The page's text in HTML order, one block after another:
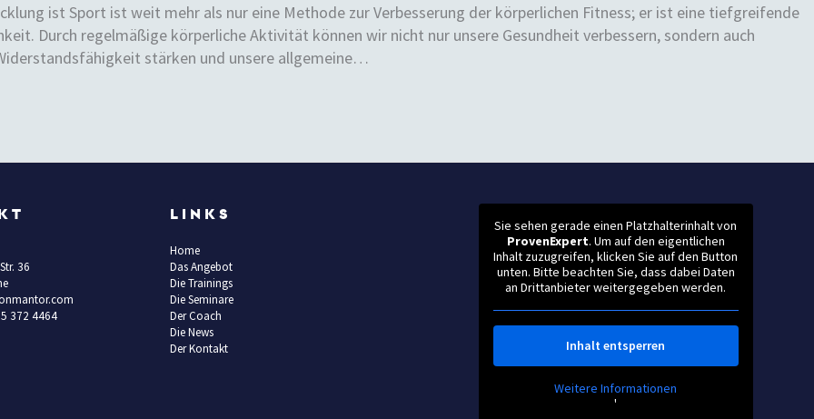
ist Sport ist weit mehr als nur eine Methode zur Verbesserung der körperlichen Fitness; er ist eine tiefgreifende
Durch regelmäßige körperliche Aktivität können wir nicht nur unsere Gesundheit verbessern, sondern auch
stärken und unsere allgemeine…
36
372 4464
LINKS
Home
Das Angebot
Die Trainings
Die Seminare
Der Coach
Die News
Der Kontakt
Sie sehen gerade einen Platzhalterinhalt von
ProvenExpert. Um auf den eigentlichen
Inhalt zuzugreifen, klicken Sie auf den Button
unten. Bitte beachten Sie, dass dabei Daten
an Drittanbieter weitergegeben werden.
Inhalt entsperren
Weitere Informationen
'